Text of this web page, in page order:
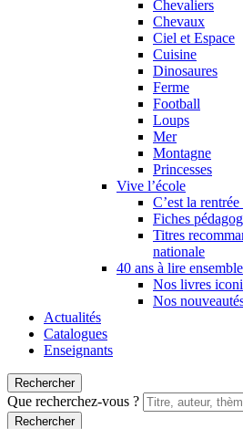
Chevaliers
Chevaux
Ciel et Espace
Cuisine
Dinosaures
Ferme
Football
Loups
Mer
Montagne
Princesses
Vive l’école
C’est la rentrée
Fiches
Titres
nationale
40 ans à lire ensemble
Nos livres
Nos
Actualités
Catalogues
Enseignants
Rechercher
Que recherchez-vous ?
Rechercher